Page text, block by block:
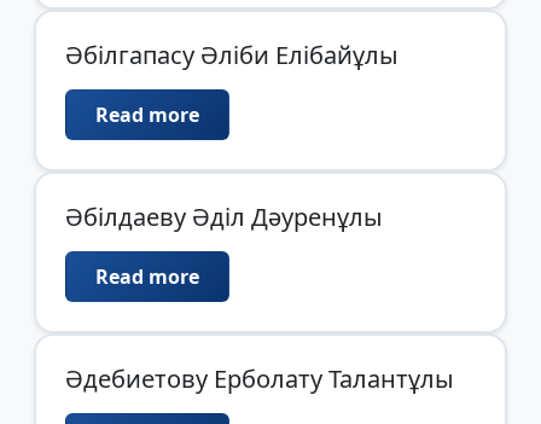
Әбілгапасу Әліби Елібайұлы
Read more
Әбілдаеву Әділ Дәуренұлы
Read more
Әдебиетову Ерболату Талантұлы